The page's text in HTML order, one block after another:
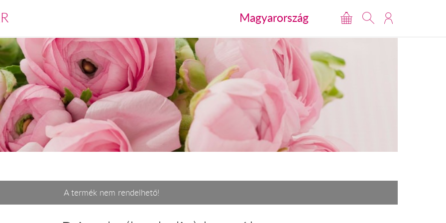
Magyarország
A termék nem rendelhető!